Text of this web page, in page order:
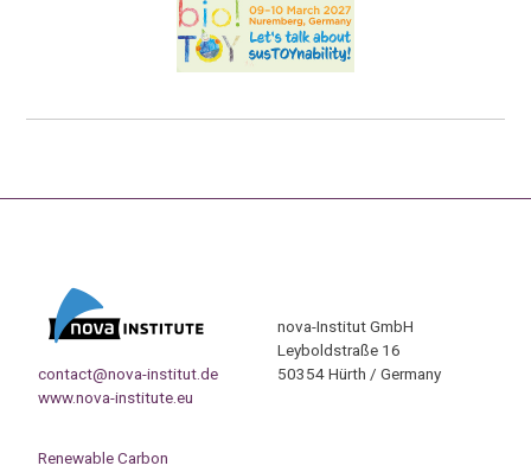
contact@nova-institut.de
www.nova-institute.eu
nova-Institut GmbH
Leyboldstraße 16
50354 Hürth / Germany
Renewable Carbon